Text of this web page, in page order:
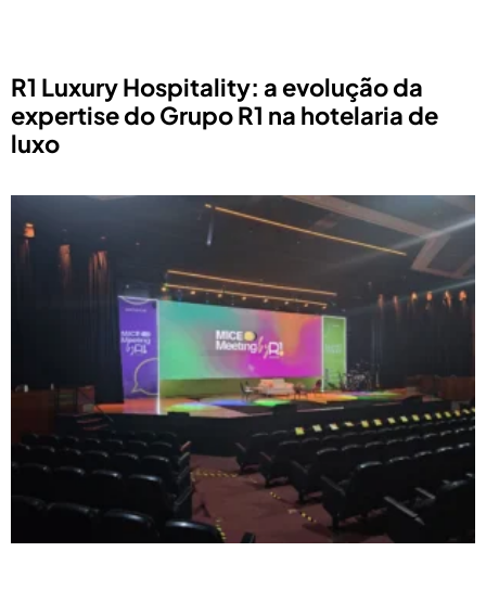
R1 Luxury Hospitality: a evolução da
expertise do Grupo R1 na hotelaria de
luxo